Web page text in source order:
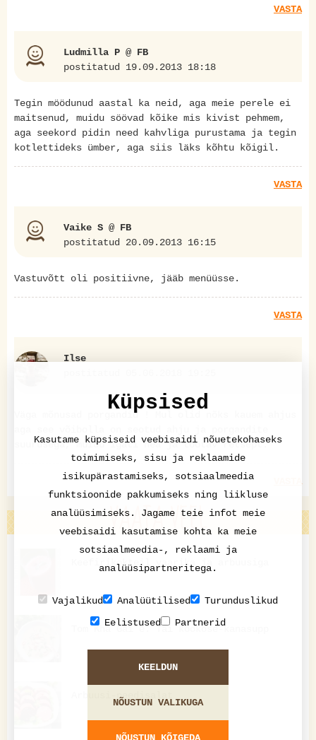
VASTA
Ludmilla P @ FB
postitatud 19.09.2013 18:18
Tegin möödunud aastal ka neid, aga meie perele ei
maitsenud, muidu söövad kõike mis kivist pehmem,
aga seekord pidin need kahvliga purustama ja tegin
kotlettideks ümber, aga siis läks kõhtu kõigil.
VASTA
Vaike S @ FB
postitatud 20.09.2013 16:15
Vastuvõtt oli positiivne, jääb menüüsse.
VASTA
Ilse
Väga mõnusad porgandid ! Mul olid nõks kauem ahjus
suurusega, muidu igati hea ja töötav retsept.
VAATA VEEL
Keefirikokteil vaarika ja arbuusiga
Tom Kha Gai e. Tai kookose-kanasupp
Arbuusi-peedisalat
Küpsised
Kasutame küpsiseid veebisaidi nõuetekohaseks
toimimiseks, sisu ja reklaamide
isikupärastamiseks, sotsiaalmeedia
funktsioonide pakkumiseks ning liikluse
analüüsimiseks. Jagame teie infot meie
veebisaidi kasutamise kohta ka meie
sotsiaalmeedia-, reklaami ja
analüüsipartneritega.
Vajalikud Analüütilised
Turunduslikud
Eelistused
Partnerid
KEELDUN
NÕUSTUN VALIKUGA
NÕUSTUN KÕIGEDA